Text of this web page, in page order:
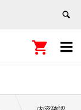

